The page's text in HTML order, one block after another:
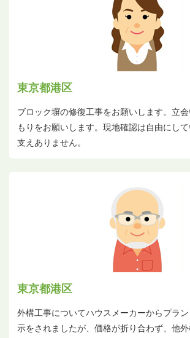
東京都港区
ブロック塀の修復工事をお願いします。立
もりをお願いします。現地確認は自由にし
支えありません。
東京都港区
外構工事についてハウスメーカーからプラ
示をされましたが、価格が折り合わず、他